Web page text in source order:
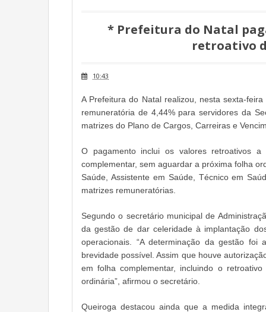
* Prefeitura do Natal
retroativo
10:43
A Prefeitura do Natal realizou, nesta sexta-
remuneratória de 4,44% para servidores da
matrizes do Plano de Cargos, Carreiras e
O pagamento inclui os valores retroativos
complementar, sem aguardar a próxima folha
Saúde, Assistente em Saúde, Técnico em
matrizes remuneratórias.
Segundo o secretário municipal de
da gestão de dar celeridade à implantação
operacionais. “A determinação da gestão
brevidade possível. Assim que houve
em folha complementar, incluindo o
ordinária”, afirmou o secretário.
Queiroga destacou ainda que a medida